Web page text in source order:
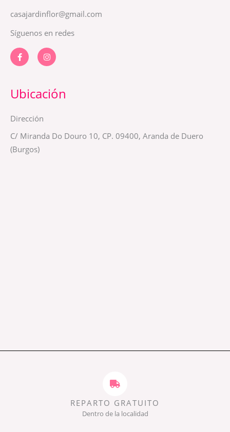
casajardinflor@gmail.com
Síguenos en redes
F
a
c
o
o
f
I
n
s
g
r
Ubicación
Dirección
C/ Miranda Do Douro 10, CP. 09400, Aranda de Duero
(Burgos)
REPARTO GRATUITO
Dentro de la localidad